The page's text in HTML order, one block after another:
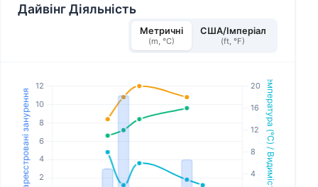
Дайвінг Діяльність
Метричні
(m, °C)
США/Імперіал
(ft, °F)